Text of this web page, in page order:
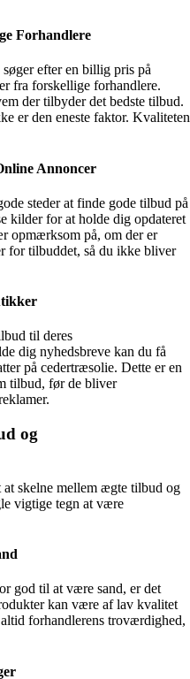
Forhandlere
efter en billig pris på
fra forskellige forhandlere.
der tilbyder det bedste tilbud.
er den eneste faktor. Kvaliteten
Annoncer
steder at finde gode tilbud på
kilder for at holde dig opdateret
opmærksom på, om der er
for tilbuddet, så du ikke bliver
til deres
dig nyhedsbreve kan du få
på cedertræsolie. Dette er en
tilbud, før de bliver
og
skelne mellem ægte tilbud og
vigtige tegn at være
god til at være sand, er det
kan være af lav kvalitet
forhandlerens troværdighed,